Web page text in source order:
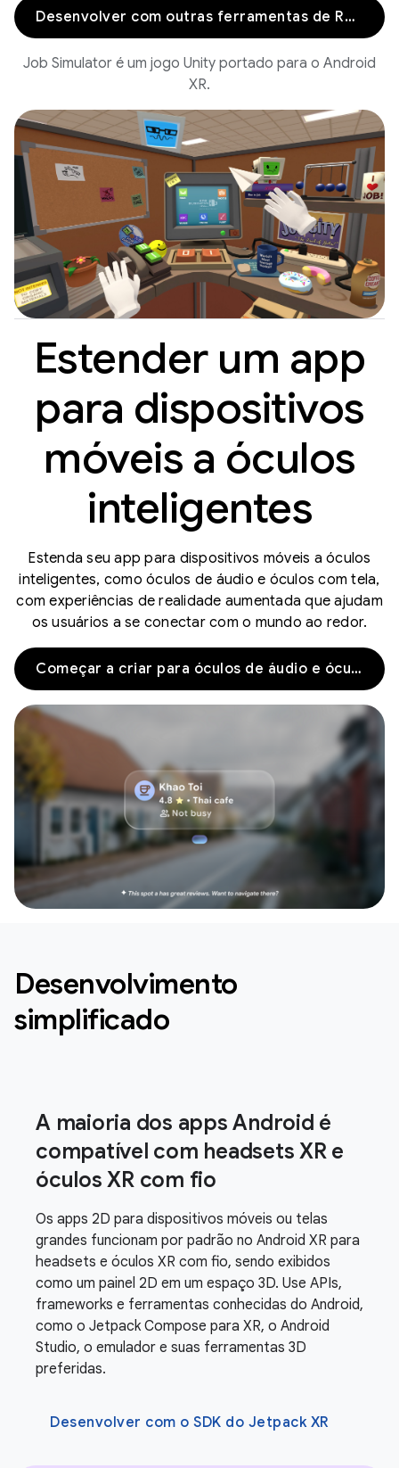
Desenvolver com outras ferramentas de RV/RA
Job Simulator é um jogo Unity portado para o Android
XR.
Estender um app
para dispositivos
móveis a óculos
inteligentes
Estenda seu app para dispositivos móveis a óculos
inteligentes, como óculos de áudio e óculos com tela,
com experiências de realidade aumentada que ajudam
os usuários a se conectar com o mundo ao redor.
Começar a criar para óculos de áudio e óculos de exibição
Desenvolvimento
simplificado
A maioria dos apps Android é
compatível com headsets XR e
óculos XR com fio
Os apps 2D para dispositivos móveis ou telas
grandes funcionam por padrão no Android XR para
headsets e óculos XR com fio, sendo exibidos
como um painel 2D em um espaço 3D. Use APIs,
frameworks e ferramentas conhecidas do Android,
como o Jetpack Compose para XR, o Android
Studio, o emulador e suas ferramentas 3D
preferidas.
Desenvolver com o SDK do Jetpack XR